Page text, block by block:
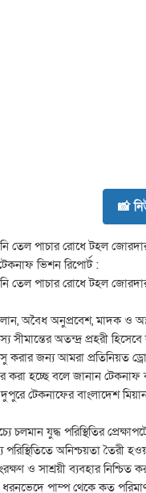
📸
তেল পাচার রোধে টহল
ভিশন রিপোর্ট :
তেল পাচার রোধে টহল
অবৈধ অনুপ্রবেশ, মাদক ও
সীমান্তের অতন্দ্র প্রহরী
জন্য আমরা প্রতিনিয়ত
হচ্ছে বলে জানান টেকনাফ
দুপুরে টেকনাফের বাংলাদেশ
চলমান যুদ্ধ পরিস্থিতির
পরিস্থিতিতে অনিশ্চয়তা তৈরী
ও সাশ্রয়ী ব্যবহার নিশ্চিত
পাম্প থেকে কত পরিমাণ